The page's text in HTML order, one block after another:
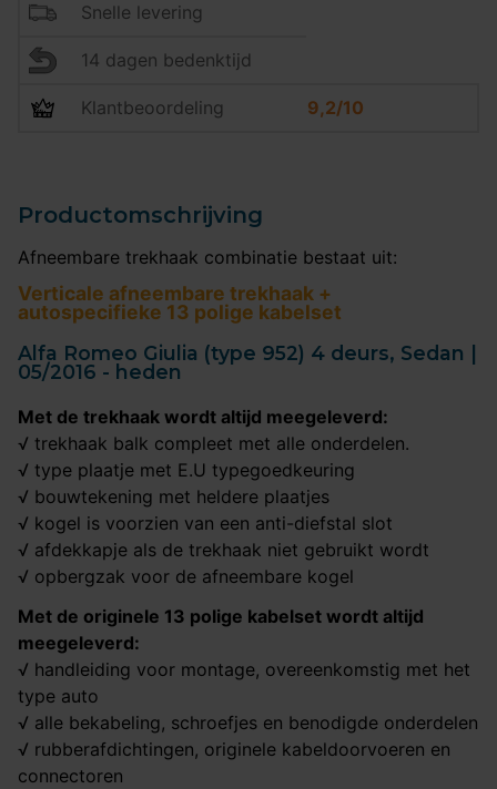
Snelle levering
14 dagen bedenktijd
Klantbeoordeling 9,2/10
Productomschrijving
Afneembare trekhaak combinatie bestaat uit:
Verticale afneembare trekhaak +
autospecifieke 13 polige kabelset
Alfa Romeo Giulia (type 952) 4 deurs, Sedan |
05/2016 - heden
Met de trekhaak wordt altijd meegeleverd:
√ trekhaak balk compleet met alle onderdelen.
√ type plaatje met E.U typegoedkeuring
√ bouwtekening met heldere plaatjes
√ kogel is voorzien van een anti-diefstal slot
√ afdekkapje als de trekhaak niet gebruikt wordt
√ opbergzak voor de afneembare kogel
Met de originele 13 polige kabelset wordt altijd
meegeleverd:
√ handleiding voor montage, overeenkomstig met het
type auto
√ alle bekabeling, schroefjes en benodigde onderdelen
√ rubberafdichtingen, originele kabeldoorvoeren en
connectoren